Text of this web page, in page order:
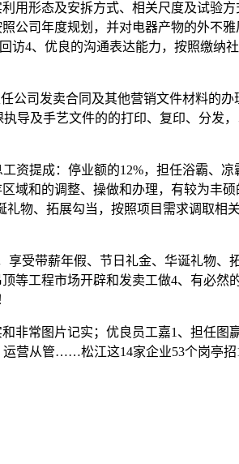
用形态及安拆方式、相关尺度及试验方
公司年度规划，并对电器产物的外不
访4、优良的沟通表达能力，按照缴纳
公司发卖合同及其他营销文件材料的办
导及手艺文件的的打印、复印、分发
提成：停业额的12%，担任浴霸、凉
域和的调整、操做和办理，有较为丰
物、拓展勾当，按照项目需求调取相
受带薪年假、节日礼金、华诞礼物、
等工程市场开辟和发卖工做4、有必然
常图片记实；优良员工嘉1、担任图
运营从管……松江这14家企业53个岗亭